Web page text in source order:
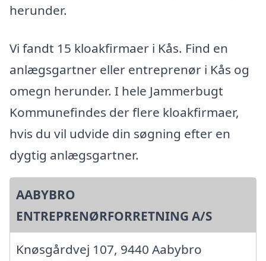
herunder.
Vi fandt 15 kloakfirmaer i Kås. Find en
anlægsgartner eller entreprenør i Kås og
omegn herunder. I hele Jammerbugt
Kommunefindes der flere kloakfirmaer,
hvis du vil udvide din søgning efter en
dygtig anlægsgartner.
AABYBRO
ENTREPRENØRFORRETNING A/S
Knøsgårdvej 107, 9440 Aabybro